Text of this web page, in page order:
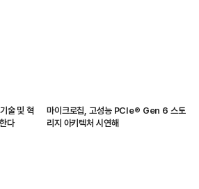
술 및 혁
다
마이크로칩, 고성능 PCIe® Gen 6 스토
리지 아키텍처 시연해